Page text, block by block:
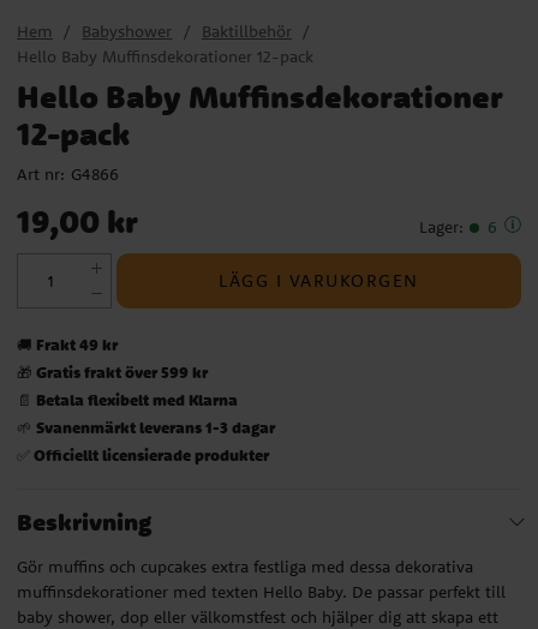
Hem Babyshower
Baktillbehör
Hello Baby Muffinsdekorationer 12-pack
Hello Baby Muffinsdekorationer
12-pack
Art nr: G4866
Pris: 19,00 kr
19,00 kr Lager: 6
LÄGG I VARUKORGEN
🚚 Frakt 49 kr
🎁 Gratis frakt över 599 kr
📄 Betala flexibelt med Klarna
🌱 Svanenmärkt leverans 1-3 dagar
✅ Officiellt licensierade produkter
Beskrivning
Gör muffins och cupcakes extra festliga med dessa dekorativa
muffinsdekorationer med texten Hello Baby. De passar perfekt till
baby shower, dop eller välkomstfest och hjälper dig att skapa ett